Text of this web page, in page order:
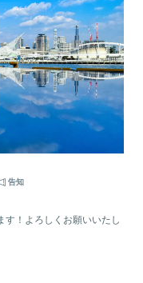
告知
す！よろしくお願いいたし